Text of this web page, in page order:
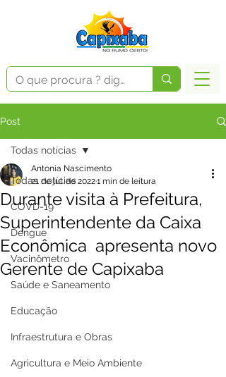
Post
Todas notícias
COVD-19
Dengue
Vacinômetro
Saúde e Saneamento
Educação
Infraestrutura e Obras
Agricultura e Meio Ambiente
Todas notícias
Durante visita à Prefeitura,
Superintendente da Caixa
Econômica apresenta novo
Gerente de Capixaba
Antonia Nascimento
21 de jul. de 20221 min de leitura